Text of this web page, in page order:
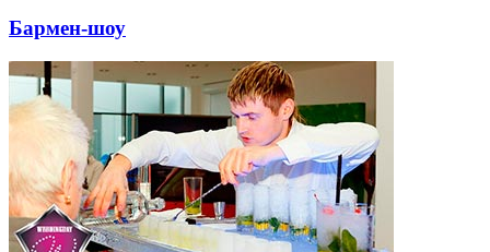
Бармен-шоу